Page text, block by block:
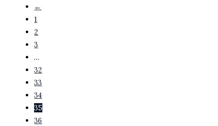
←
1
2
3
…
32
33
34
35
36